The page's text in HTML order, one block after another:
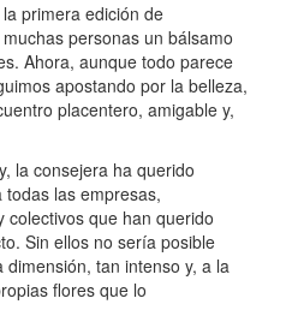
primera edición de
personas un bálsamo
Ahora, aunque todo parece
apostando por la belleza,
placentero, amigable y,
la consejera ha querido
todas las empresas,
colectivos que han querido
Sin ellos no sería posible
tan intenso y, a la
flores que lo